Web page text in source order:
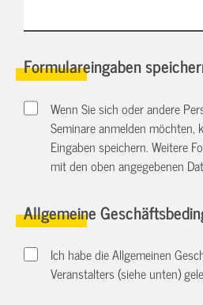
Formulareingaben
Wenn Sie sich oder andere
Seminare anmelden möchten,
Eingaben speichern. Weitere
mit den oben angegebenen
Allgemeine
Ich habe die Allgemeinen
Veranstalters (siehe unten)